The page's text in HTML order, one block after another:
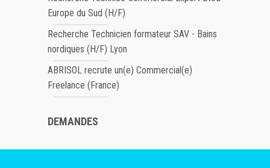
Europe du Sud (H/F)
Recherche Technicien formateur SAV - Bains
nordiques (H/F) Lyon
ABRISOL recrute un(e) Commercial(e)
Freelance (France)
DEMANDES